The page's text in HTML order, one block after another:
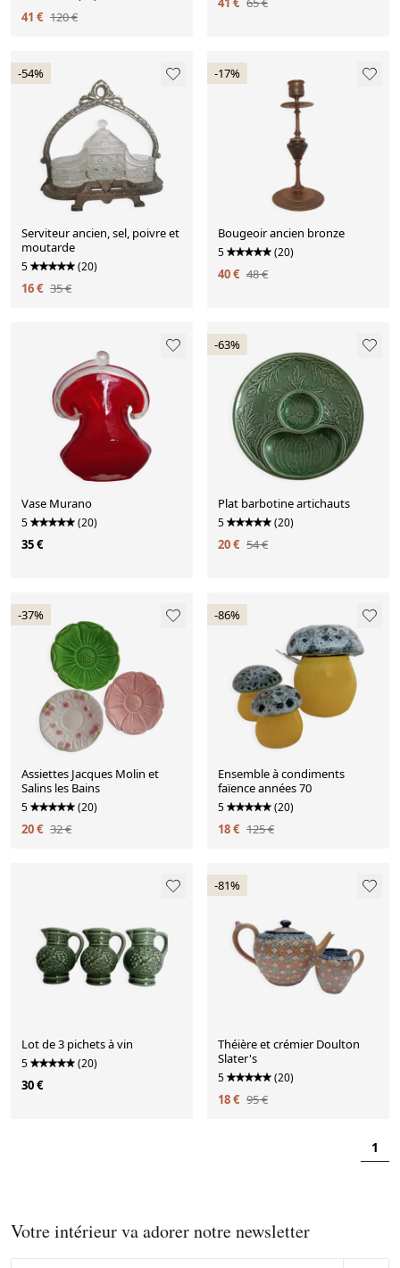
41 € 120 €
-54%
Serviteur ancien, sel, poivre et
moutarde
5 (20)
16 € 35 €
-17%
Bougeoir ancien bronze
5 (20)
40 € 48 €
Vase Murano
5 (20)
35 €
-63%
Plat barbotine artichauts
5 (20)
20 € 54 €
-37%
Assiettes Jacques Molin et
Salins les Bains
5 (20)
20 € 32 €
-86%
Ensemble à condiments
faïence années 70
5 (20)
18 € 125 €
Lot de 3 pichets à vin
5 (20)
30 €
-81%
Théière et crémier Doulton
Slater's
5 (20)
18 € 95 €
1
Votre intérieur va adorer notre newsletter